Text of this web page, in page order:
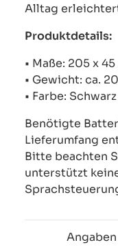
Alltag
Produktdetails:
• Maße: 205 x
• Gewicht: ca.
• Farbe: Schwarz
Benötigte
Lieferumfang
Bitte beachten
unterstützt